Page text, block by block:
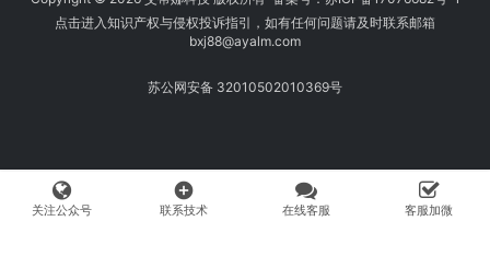
点击进入知识产权与侵权投诉指引，如有任何问题请及时联系邮箱
bxj88@ayalm.com
苏公网安备 32010502010369号
关注公众号
add_circle
联系技术 在线客服 客服加微